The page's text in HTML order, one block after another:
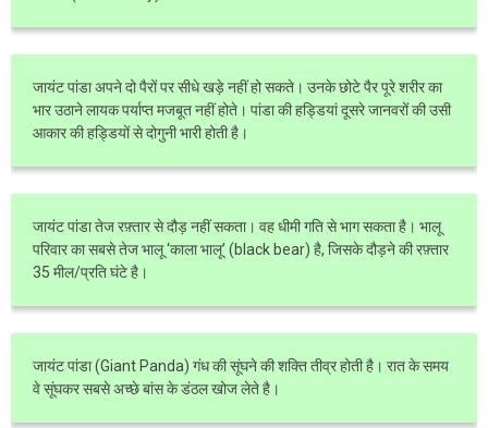
जायंट पांडा अपने दो पैरों पर सीधे खड़े नहीं हो सकते। उनके छोटे पैर पूरे शरीर का
भार उठाने लायक पर्याप्त मजबूत नहीं होते। पांडा की हड्डियां दूसरे जानवरों की उसी
आकार की हड्डियों से दोगुनी भारी होती है।
जायंट पांडा तेज रफ़्तार से दौड़ नहीं सकता। वह धीमी गति से भाग सकता है। भालू
परिवार का सबसे तेज भालू ‘काला भालू’ (black bear) है, जिसके दौड़ने की रफ़्तार
35 मील/प्रति घंटे है।
जायंट पांडा (Giant Panda) गंध की सूंघने की शक्ति तीव्र होती है। रात के समय
वे सूंघकर सबसे अच्छे बांस के डंठल खोज लेते है।